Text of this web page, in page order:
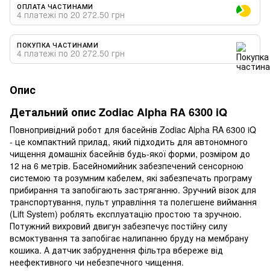
ОПЛАТА ЧАСТИНАМИ
4 платежі по 20 272.50 грн
ПОКУПКА ЧАСТИНАМИ
4 платежі по 20 272.50 грн
Опис
Детальний опис Zodiac Alpha RA 6300 iQ
Повнопривідний робот для басейнів Zodiac Alpha RA 6300 iQ
- це компактний прилад, який підходить для автономного
чищення домашніх басейнів будь-якої форми, розміром до
12 на 6 метрів. Басейномийник забезпечений сенсорною
системою та розумним кабелем, які забезпечать програму
прибирання та запобігають застряганню. Зручний візок для
транспортування, пульт управління та полегшене виймання
(Lift System) роблять експлуатацію простою та зручною.
Потужний вихровий двигун забезпечує постійну силу
всмоктування та запобігає налипанню бруду на мембрану
кошика. А датчик забруднення фільтра вбереже від
неефективного чи небезпечного чищення.